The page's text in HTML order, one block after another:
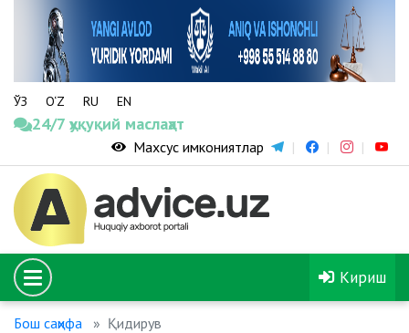
ЎЗ O‘Z RU EN
24/7 ҳуқуқий маслаҳат
Махсус имкониятлар
Кириш
Бош саҳифа Қидирув